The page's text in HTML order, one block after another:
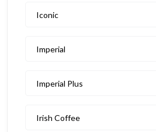
Iconic
Imperial
Imperial Plus
Irish Coffee